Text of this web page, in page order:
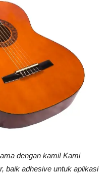
dengan kami! Kami
baik adhesive untuk aplikasi